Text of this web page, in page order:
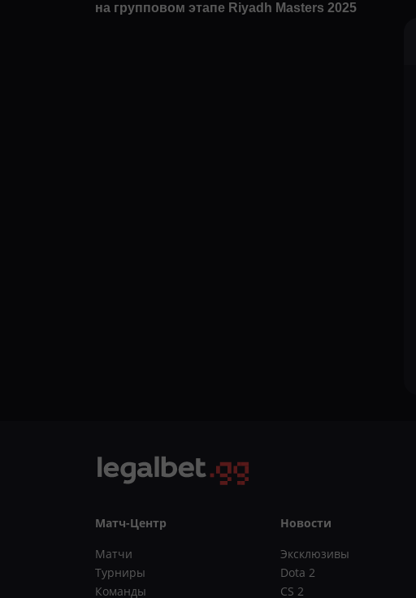
на групповом этапе Riyadh Masters 2025
Матч-Центр
Матчи
Турниры
Команды
Новости
Эксклюзивы
Dota 2
CS 2